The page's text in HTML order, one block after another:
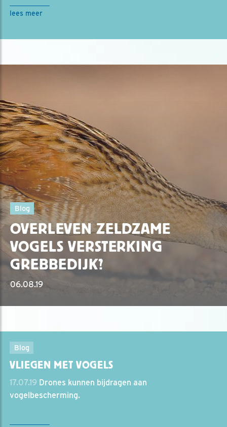
lees meer
Blog
OVERLEVEN ZELDZAME
VOGELS VERSTERKING
GREBBEDIJK?
06.08.19
Blog
VLIEGEN MET VOGELS
17.07.19 Drones kunnen bijdragen aan
vogelbescherming.